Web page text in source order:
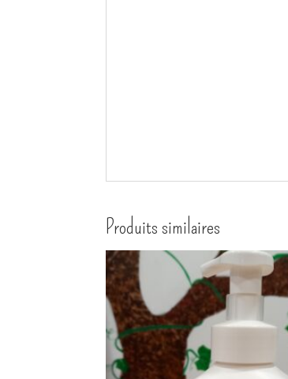
Produits similaires